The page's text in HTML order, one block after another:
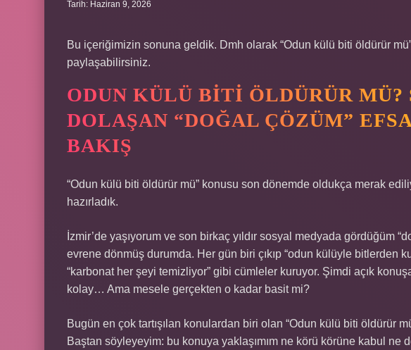
Tarih: Haziran 9, 2026
Bu içeriğimizin sonuna geldik. Dmh olarak “Odun külü biti öldürür
paylaşabilirsiniz.
ODUN KÜLÜ BITI ÖLDÜRÜR MÜ?
DOLAŞAN “DOĞAL ÇÖZÜM”
BAKIŞ
“Odun külü biti öldürür mü” konusu son dönemde oldukça merak
hazırladık.
İzmir’de yaşıyorum ve son birkaç yıldır sosyal medyada gördüğüm
evrene dönmüş durumda. Her gün biri çıkıp “odun külüyle bitlerden
“karbonat her şeyi temizliyor” gibi cümleler kuruyor. Şimdi açık
kolay… Ama mesele gerçekten o kadar basit mi?
Bugün en çok tartışılan konulardan biri olan “Odun külü biti öldürür
Baştan söyleyeyim: bu konuya yaklaşımım ne körü körüne kabul ne